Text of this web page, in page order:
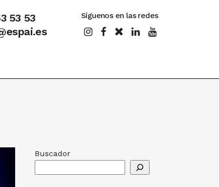
53 53
Síguenos en las redes
Buscador